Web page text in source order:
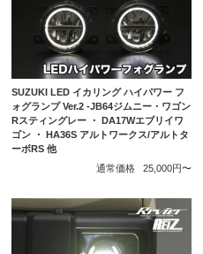
SUZUKI LED イカリング ハイパワー フ
ォグランプ Ver.2 -JB64ジムニー・ワゴン
Rスティングレー ・ DA17Wエブリイワ
ゴン ・ HA36S アルトワークス/アルトタ
ーボRS 他
通常価格
25,000円〜